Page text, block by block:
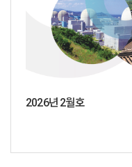
2026년 2월호